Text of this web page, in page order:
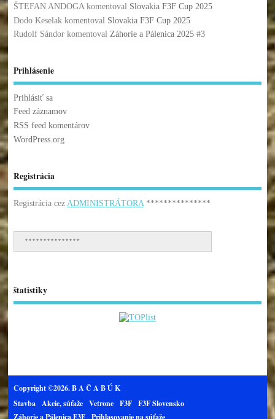
ŠTEFAN ANDOGAkomentoval Slovakia F3F Cup 2025
Dodo Keselakkomentoval Slovakia F3F Cup 2025
Rudolf Sándorkomentoval Záhorie a Pálenica 2025 #3
Prihlásenie
Prihlásiť sa
Feed záznamov
RSS feed komentárov
WordPress.org
Registrácia
Registrácia cez ADMINISTRÁTORA***************
***************
štatistiky
Copyright ©2026. B A Č A B Ú K
Stavba Akcie, súťaže Vetrone F3F F3F Slovensko
Záhorie a Pálenica F3F Prihlasovanie na súťaže